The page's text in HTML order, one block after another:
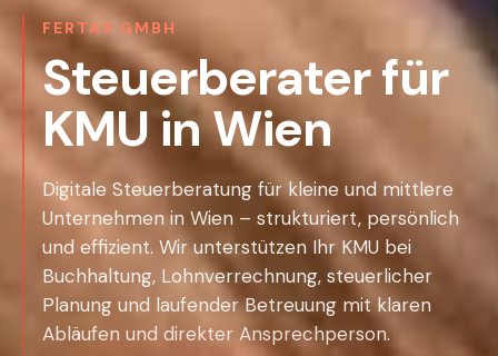
FERTAX GMBH
Steuerberater für
KMU in Wien
Digitale Steuerberatung für kleine und mittlere
Unternehmen in Wien – strukturiert, persönlich
und effizient. Wir unterstützen Ihr KMU bei
Buchhaltung, Lohnverrechnung, steuerlicher
Planung und laufender Betreuung mit klaren
Abläufen und direkter Ansprechperson.